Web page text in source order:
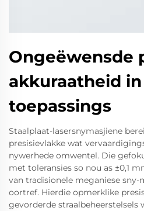
Ongeëwensde
akkuraatheid
toepassings
Staalplaat-lasersnymasjiene
presisievlakke wat
nywerhede omwentel. Die
met toleransies so nou as ±0,1
van tradisionele meganiese
oortref. Hierdie opmerklike
gevorderde straalbeheerstelsels